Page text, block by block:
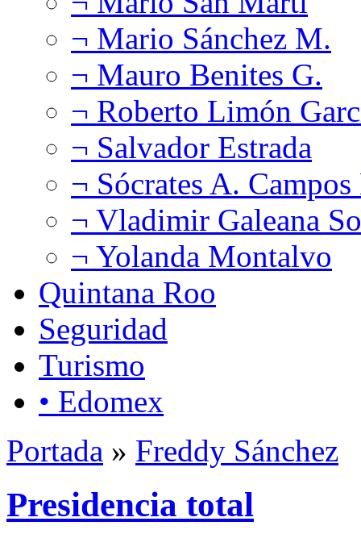
¬ Mario Sánchez M.
¬ Mauro Benites G.
¬ Roberto Limón
¬ Salvador Estrada
¬ Sócrates A.
¬ Vladimir Galeana
¬ Yolanda Montalvo
Quintana Roo
Seguridad
Turismo
• Edomex
Portada » Freddy Sánchez
Presidencia total